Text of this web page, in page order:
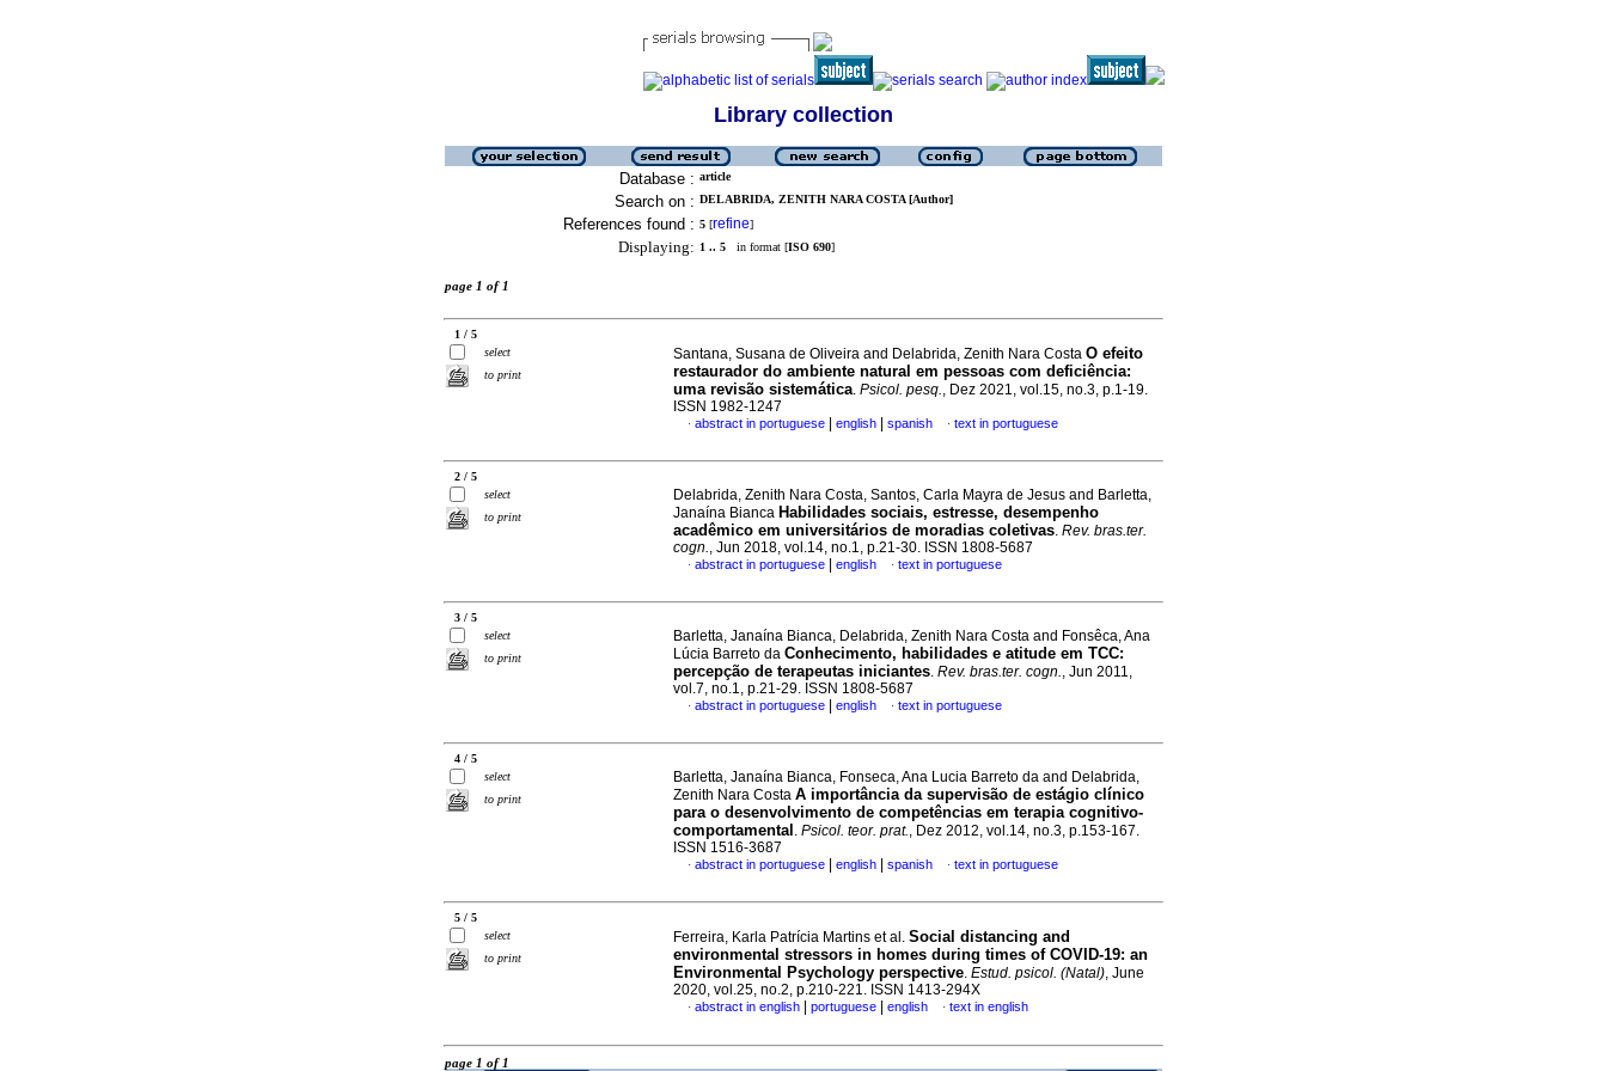
Library collection
Database : article
Search on : DELABRIDA, ZENITH NARA COSTA [Author]
References found : 5 [refine]
Displaying: 1 .. 5 in format [ISO 690]
page 1 of 1
1 / 5
select
to print
Santana, Susana de Oliveira and Delabrida, Zenith Nara Costa O efeito
restaurador do ambiente natural em pessoas com deficiência:
uma revisão sistemática. Psicol. pesq., Dez 2021, vol.15, no.3, p.1-19.
ISSN 1982-1247
· abstract in portuguese english spanish · text in portuguese
2 / 5
select
to print
Delabrida, Zenith Nara Costa, Santos, Carla Mayra de Jesus and Barletta,
Janaína Bianca Habilidades sociais, estresse, desempenho
acadêmico em universitários de moradias coletivas. Rev. bras.ter.
cogn., Jun 2018, vol.14, no.1, p.21-30. ISSN 1808-5687
· abstract in portuguese english · text in portuguese
3 / 5
select
to print
Barletta, Janaína Bianca, Delabrida, Zenith Nara Costa and Fonsêca, Ana
Lúcia Barreto da Conhecimento, habilidades e atitude em TCC:
percepção de terapeutas iniciantes. Rev. bras.ter. cogn., Jun 2011,
vol.7, no.1, p.21-29. ISSN 1808-5687
· abstract in portuguese english · text in portuguese
4 / 5
select
to print
Barletta, Janaína Bianca, Fonseca, Ana Lucia Barreto da and Delabrida,
Zenith Nara Costa A importância da supervisão de estágio clínico
para o desenvolvimento de competências em terapia cognitivo-
comportamental . Psicol. teor. prat., Dez 2012, vol.14, no.3, p.153-167.
ISSN 1516-3687
· abstract in portuguese english spanish · text in portuguese
5 / 5
select
to print
Ferreira, Karla Patrícia Martins et al. Social distancing and
environmental stressors in homes during times of COVID-19: an
Environmental Psychology perspective. Estud. psicol. (Natal), June
2020, vol.25, no.2, p.210-221. ISSN 1413-294X
· abstract in english portuguese english · text in english
page 1 of 1